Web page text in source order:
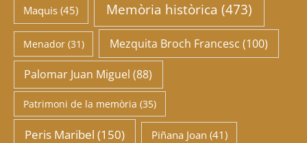
Maquis (45) Memòria històrica (473)
Menador(31) Mezquita Broch Francesc (100)
Palomar Juan Miguel (88)
Patrimoni de la memòria (35)
Peris Maribel (150) Piñana Joan (41)